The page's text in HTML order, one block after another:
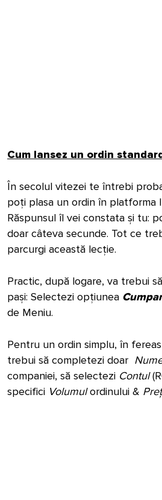
Cum lansez un ordin
În secolul vitezei te întrebi
poți plasa un ordin în platforma
Răspunsul îl vei constata și tu:
doar câteva secunde. Tot ce
parcurgi această lecție.
Practic, după logare, va trebui
pași: Selectezi opțiunea
de Meniu.
Pentru un ordin simplu, în
trebui să completezi doar
companiei, să selectezi Contul
specifici Volumulordinului &